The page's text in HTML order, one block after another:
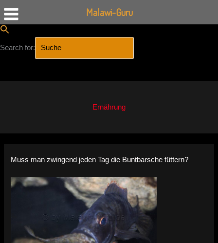
Search for:
Ernährung
Muss man zwingend jeden Tag die Buntbarsche füttern?
Malawi-Guru